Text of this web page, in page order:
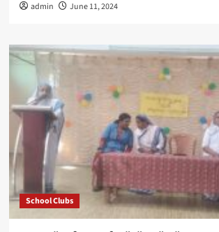
admin June 11, 2024
School Clubs